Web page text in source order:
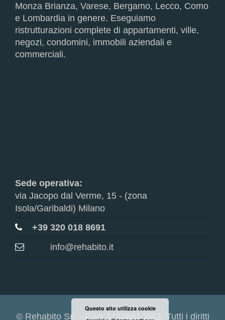
Monza Brianza, Varese, Bergamo, Lecco, Como
e Lombardia in genere. Eseguiamo
ristrutturazioni complete di appartamenti, ville,
negozi, condomini, immobili aziendali e
commerciali.
Sede operativa:
via Jacopo dal Verme, 15 - (zona
Isola/Garibaldi) Milano
+39 320 018 8691
info@rehabito.it
© Rehabito Srl – P.iva 11538610962. Tutti i diritti
Questo sito utilizza cookie